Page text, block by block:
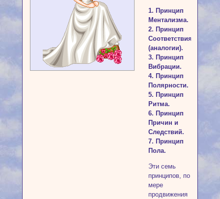
1. Принцип
Ментализма.
2. Принцип
Соответствия
(аналогии).
3. Принцип
Вибрации.
4. Принцип
Полярности.
5. Принцип
Ритма.
6. Принцип
Причин и
Следствий.
7. Принцип
Пола.
Эти семь
принципов, по
мере
продвижения